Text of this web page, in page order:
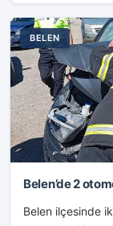
BELEN
Belen’de 2
Belen ilçesinde